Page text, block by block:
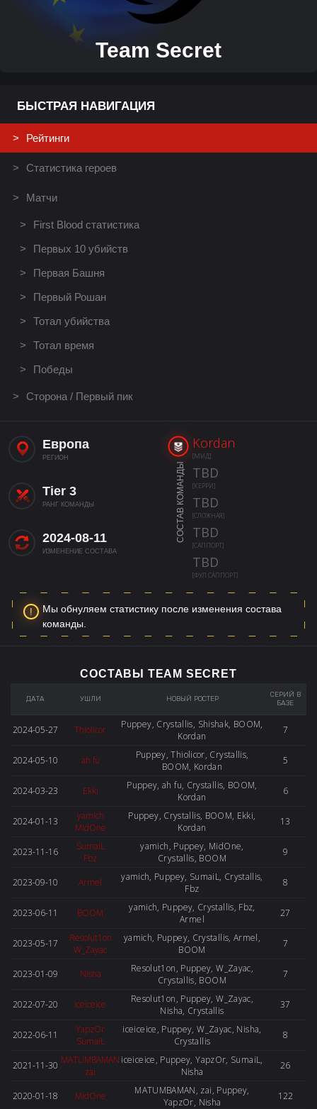
Team Secret
БЫСТРАЯ НАВИГАЦИЯ
Рейтинги
Статистика героев
Матчи
First Blood статистика
Первых 10 убийств
Первая Башня
Первый Рошан
Тотал убийства
Тотал время
Победы
Сторона / Первый пик
Европа
РЕГИОН
Tier 3
РАНГ КОМАНДЫ
2024-08-11
ИЗМЕНЕНИЕ СОСТАВА
СОСТАВ КОМАНДЫ
Kordan
[МИД]
TBD
[КЕРРИ]
TBD
[СЛОЖНАЯ]
TBD
[САППОРТ]
TBD
[ФУЛ САППОРТ]
Мы обнуляем статистику после изменения состава
команды.
СОСТАВЫ TEAM SECRET
ДАТА УШЛИ НОВЫЙ РОСТЕР
СЕРИЙ В
БАЗЕ
2024-05-27 Thiolicor
Puppey, Crystallis, Shishak, BOOM,
Kordan
7
2024-05-10 ah fu
Puppey, Thiolicor, Crystallis,
BOOM, Kordan
5
2024-03-23 Ekki
Puppey, ah fu, Crystallis, BOOM,
Kordan
6
2024-01-13
yamich
MidOne
Puppey, Crystallis, BOOM, Ekki,
Kordan
13
2023-11-16
SumaiL
Fbz
yamich, Puppey, MidOne,
Crystallis, BOOM
9
2023-09-10 Armel
yamich, Puppey, SumaiL, Crystallis,
Fbz
8
2023-06-11 BOOM
yamich, Puppey, Crystallis, Fbz,
Armel
27
2023-05-17
Resolut1on
W_Zayac
yamich, Puppey, Crystallis, Armel,
BOOM
7
2023-01-09 Nisha
Resolut1on, Puppey, W_Zayac,
Crystallis, BOOM
7
2022-07-20 iceiceice
Resolut1on, Puppey, W_Zayac,
Nisha, Crystallis
37
2022-06-11
YapzOr
SumaiL
iceiceice, Puppey, W_Zayac, Nisha,
Crystallis
8
2021-11-30 MATUMBAMAN
zai
iceiceice, Puppey, YapzOr, SumaiL,
Nisha
26
2020-01-18 MidOne
MATUMBAMAN, zai, Puppey,
YapzOr, Nisha
122